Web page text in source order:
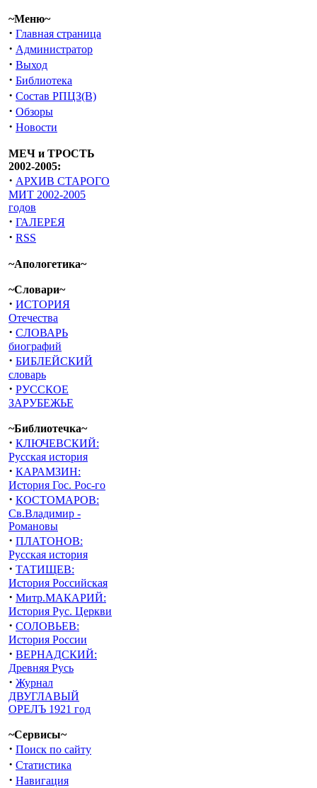
~Меню~
· Главная страница
· Администратор
· Выход
· Библиотека
· Состав РПЦЗ(В)
· Обзоры
· Новости
МЕЧ и ТРОСТЬ
2002-2005:
· АРХИВ СТАРОГО
МИТ 2002-2005
годов
· ГАЛЕРЕЯ
· RSS
~Апологетика~
~Словари~
· ИСТОРИЯ
Отечества
· СЛОВАРЬ
биографий
· БИБЛЕЙСКИЙ
словарь
· РУССКОЕ
ЗАРУБЕЖЬЕ
~Библиотечка~
· КЛЮЧЕВСКИЙ:
Русская история
· КАРАМЗИН:
История Гос. Рос-го
· КОСТОМАРОВ:
Св.Владимир -
Романовы
· ПЛАТОНОВ:
Русская история
· ТАТИЩЕВ:
История Российская
· Митр.МАКАРИЙ:
История Рус. Церкви
· СОЛОВЬЕВ:
История России
· ВЕРНАДСКИЙ:
Древняя Русь
· Журнал
ДВУГЛАВЫЙ
ОРЕЛЪ 1921 год
~Сервисы~
· Поиск по сайту
· Статистика
· Навигация